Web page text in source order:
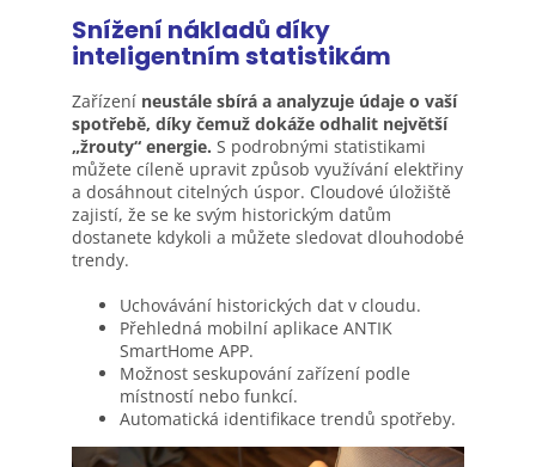
Snížení nákladů díky
inteligentním statistikám
Zařízení neustále sbírá a analyzuje údaje o vaší
spotřebě, díky čemuž dokáže odhalit největší
„žrouty“ energie. S podrobnými statistikami
můžete cíleně upravit způsob využívání elektřiny
a dosáhnout citelných úspor. Cloudové úložiště
zajistí, že se ke svým historickým datům
dostanete kdykoli a můžete sledovat dlouhodobé
trendy.
Uchovávání historických dat v cloudu.
Přehledná mobilní aplikace ANTIK
SmartHome APP.
Možnost seskupování zařízení podle
místností nebo funkcí.
Automatická identifikace trendů spotřeby.